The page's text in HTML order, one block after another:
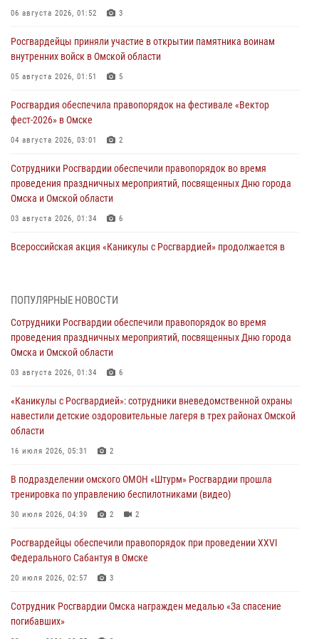
06 августа 2026, 01:52 3
Росгвардейцы приняли участие в открытии памятника воинам
внутренних войск в Омской области
05 августа 2026, 01:51 5
Росгвардия обеспечила правопорядок на фестивале «Вектор
фест-2026» в Омске
04 августа 2026, 03:01 2
Сотрудники Росгвардии обеспечили правопорядок во время
проведения праздничных мероприятий, посвященных Дню города
Омска и Омской области
03 августа 2026, 01:34 6
Всероссийская акция «Каникулы с Росгвардией» продолжается в
тренировка по управлению беспилотниками (видео)
30 июля 2026, 04:39 2
Росгвардия обеспечила безопасность уникального передвижного
29 июля 2026, 01:49
Росгвардейцы приняли участие в крестном ходе в День крещения
Руси в Омске
При содействии спецназа Росгвардии пресечены нарушения
миграционного законодательства в Омске (видео)
ПОПУЛЯРНЫЕ НОВОСТИ
Сотрудники Росгвардии обеспечили правопорядок во время
проведения праздничных мероприятий, посвященных Дню города
Омска и Омской области
03 августа 2026, 01:34 6
«Каникулы с Росгвардией»: сотрудники вневедомственной охраны
навестили детские оздоровительные лагеря в трех районах Омской
области
16 июля 2026, 05:31 2
В подразделении омского ОМОН «Штурм» Росгвардии прошла
тренировка по управлению беспилотниками (видео)
30 июля 2026, 04:39 2 2
Росгвардейцы обеcпечили правопорядок при проведении XXVI
Федерального Сабантуя в Омске
20 июля 2026, 02:57 3
Сотрудник Росгвардии Омска награжден медалью «За спасение
погибавших»